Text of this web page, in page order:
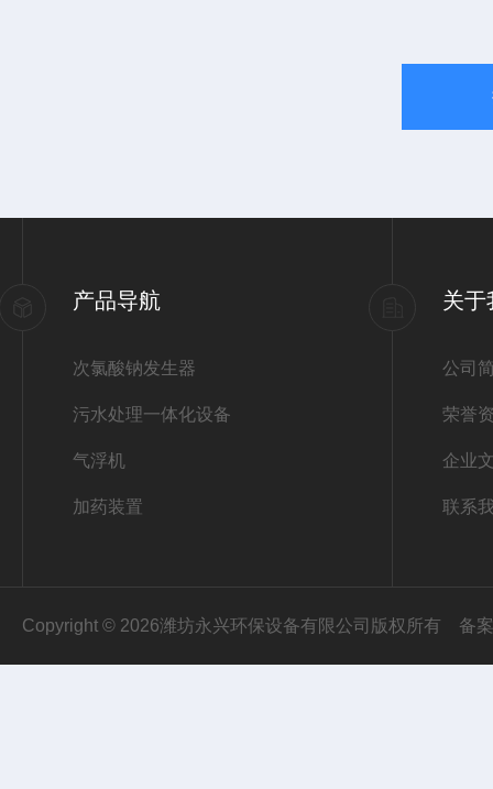
产品导航
次氯酸钠发生器
污水处理一体化设备
气浮机
加药装置
关于
公司
荣誉
企业
联系
Copyright © 2026潍坊永兴环保设备有限公司版权所有 备